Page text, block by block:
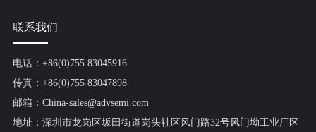
联系我们
电话：+86(0)755 83045916
传真：+86(0)755 83047898
邮箱：China-sales@advsemi.com
地址：深圳市龙岗区坂田街道岗头社区风门路32号风门坳工业厂区